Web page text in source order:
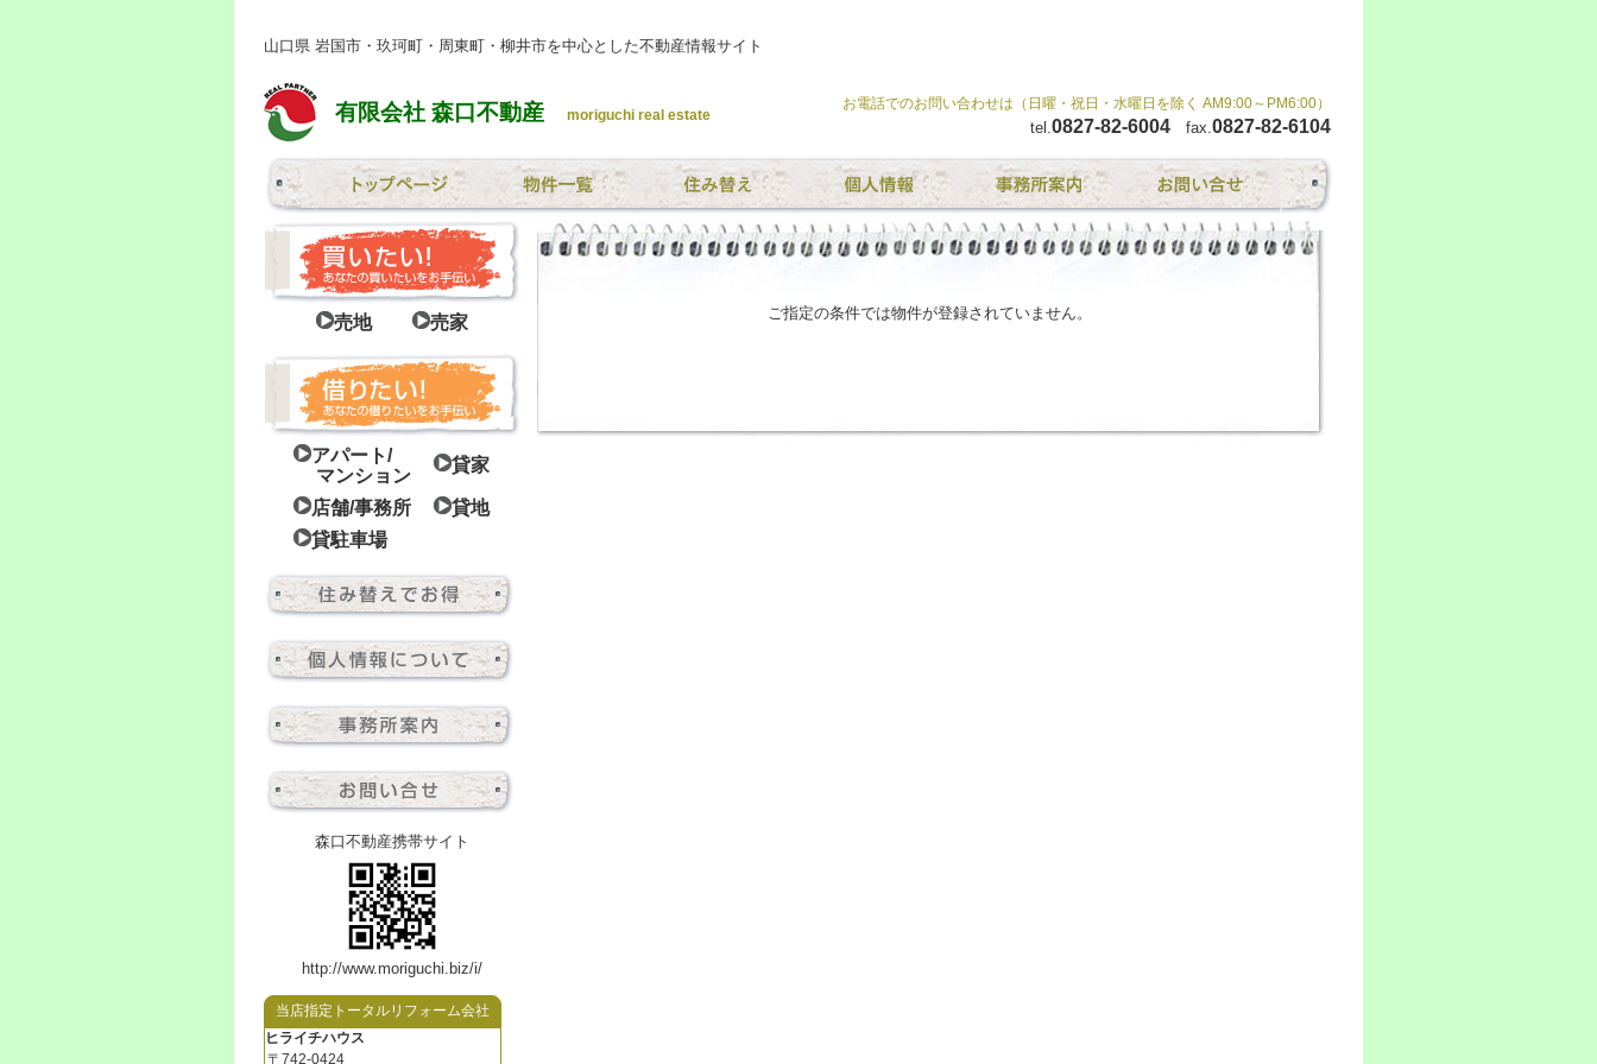
山口県 岩国市・玖珂町・周東町・柳井市を中心とした不動産情報サイト
有限会社 森口不動産 moriguchi real estate
お電話でのお問い合わせは（日曜・祝日・水曜日を除く AM9:00～PM6:00）
tel.0827-82-6004 fax.0827-82-6104
売地 売家
アパート/
マンション
貸家
店舗/事務所
貸地
貸駐車場
森口不動産携帯サイト
http://www.moriguchi.biz/i/
当店指定トータルリフォーム会社
ヒライチハウス
〒742-0424
ご指定の条件では物件が登録されていません。